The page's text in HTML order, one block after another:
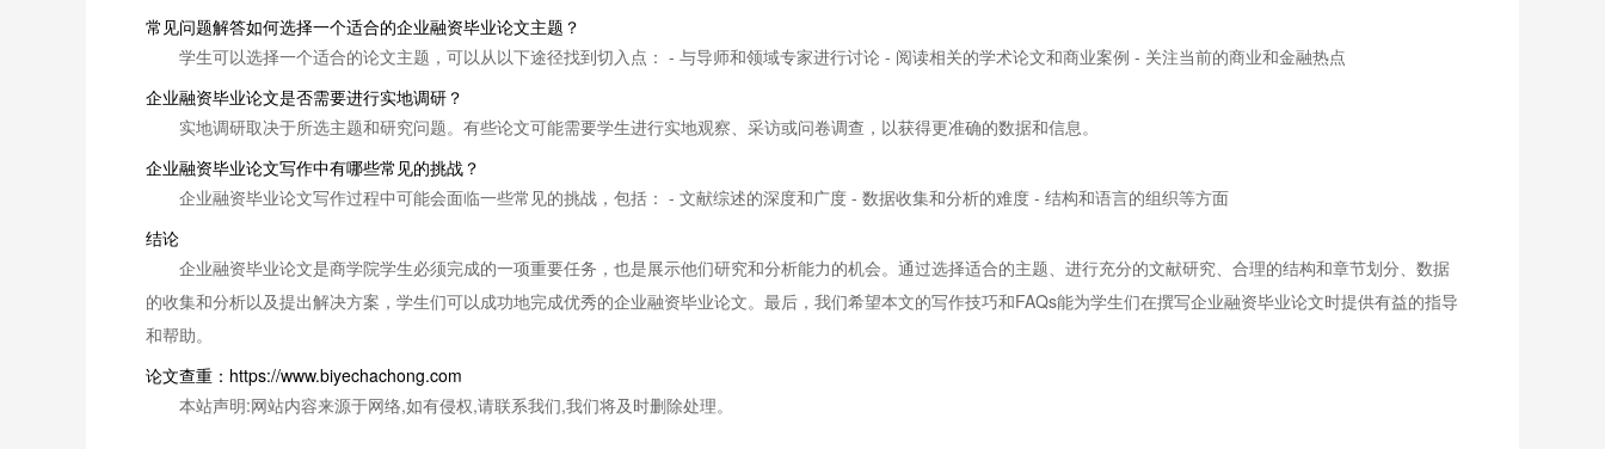
常见问题解答如何选择一个适合的企业融资毕业论文主题？
学生可以选择一个适合的论文主题，可以从以下途径找到切入点： - 与导师和领域专家进行讨论 - 阅读相关的学术论文和商业案例 - 关注当前的商业和金融热点
企业融资毕业论文是否需要进行实地调研？
实地调研取决于所选主题和研究问题。有些论文可能需要学生进行实地观察、采访或问卷调查，以获得更准确的数据和信息。
企业融资毕业论文写作中有哪些常见的挑战？
企业融资毕业论文写作过程中可能会面临一些常见的挑战，包括： - 文献综述的深度和广度 - 数据收集和分析的难度 - 结构和语言的组织等方面
结论
企业融资毕业论文是商学院学生必须完成的一项重要任务，也是展示他们研究和分析能力的机会。通过选择适合的主题、进行充分的文献研究、合理的结构和章节划分、数据
的收集和分析以及提出解决方案，学生们可以成功地完成优秀的企业融资毕业论文。最后，我们希望本文的写作技巧和FAQs能为学生们在撰写企业融资毕业论文时提供有益的指导
和帮助。
论文查重：https://www.biyechachong.com
本站声明:网站内容来源于网络,如有侵权,请联系我们,我们将及时删除处理。